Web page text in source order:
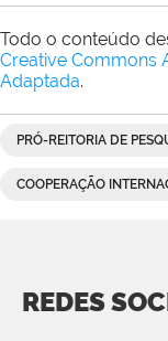
Todo o conteúdo
Creative Commons
Adaptada.
PRÓ-REITORIA DE
COOPERAÇÃO
REDES